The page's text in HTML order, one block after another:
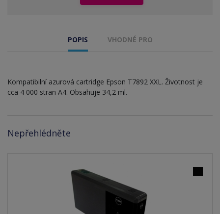
POPIS VHODNÉ PRO
Kompatibilní azurová cartridge Epson T7892 XXL. Životnost je
cca 4 000 stran A4. Obsahuje 34,2 ml.
Nepřehlédněte